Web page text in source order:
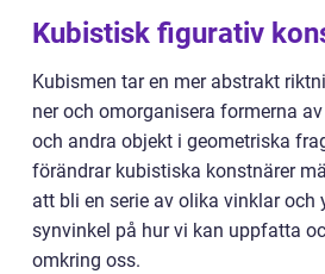
Kubistisk figurativ
Kubismen tar en mer abstrakt
ner och omorganisera formerna
och andra objekt i geometriska
förändrar kubistiska konstnärer
att bli en serie av olika vinklar och
synvinkel på hur vi kan uppfatta
omkring oss.